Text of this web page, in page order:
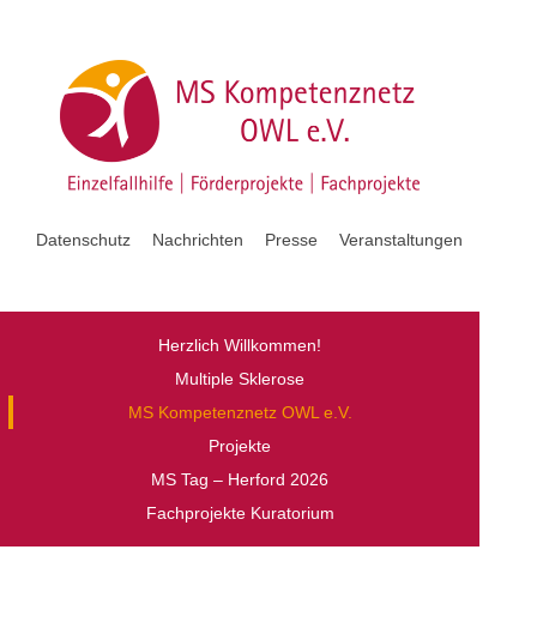
Datenschutz Nachrichten Presse Veranstaltungen
Herzlich Willkommen!
Multiple Sklerose
MS Kompetenznetz OWL e.V.
Projekte
MS Tag – Herford 2026
Fachprojekte Kuratorium